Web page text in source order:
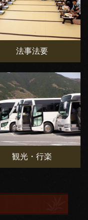
法事法要
観光・行楽